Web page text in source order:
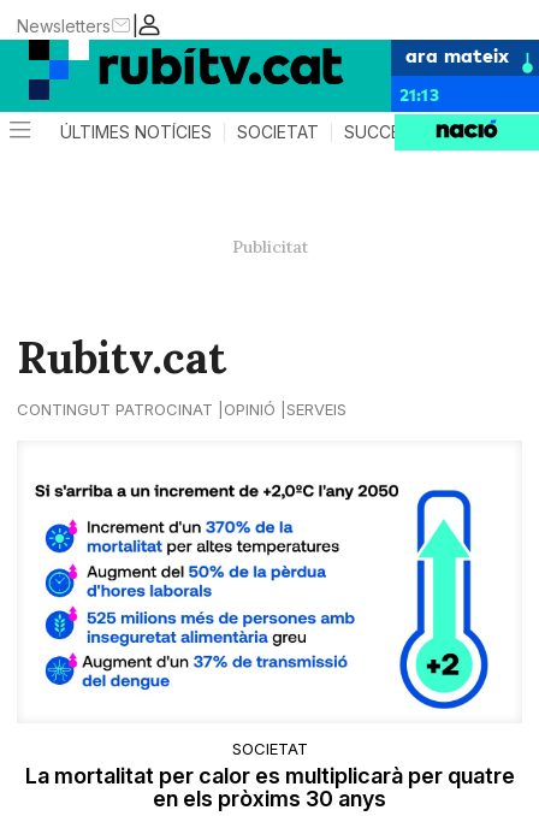
|
Newsletters
ara mateix
21:13
ÚLTIMES NOTÍCIES SOCIETAT SUCCESSOS
Rubitv.cat
CONTINGUT PATROCINAT OPINIÓ SERVEIS
SOCIETAT
La mortalitat per calor es multiplicarà per quatre
en els pròxims 30 anys